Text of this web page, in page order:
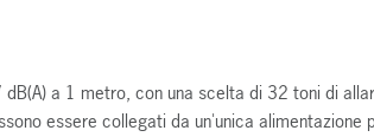
a 1 metro, con una scelta di 32 toni di
essere collegati da un'unica alimentazione